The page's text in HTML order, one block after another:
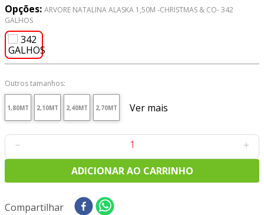
Opções: ARVORE NATALINA ALASKA 1,50M -CHRISTMAS & CO- 342
GALHOS
Outros tamanhos:
1,80MT 2,10MT 2,40MT 2,70MT Ver mais
＋
－
ADICIONAR AO CARRINHO
Compartilhar
8º
tricoline digital
9º
tecido oxford
10º toalha mesa